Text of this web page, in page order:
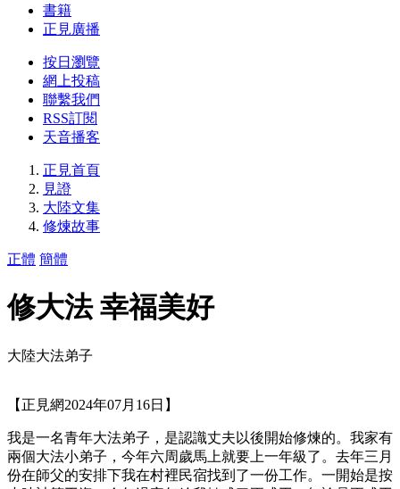
書籍
正見廣播
按日瀏覽
網上投稿
聯繫我們
RSS訂閱
天音播客
正見首頁
見證
大陸文集
修煉故事
正體 簡體
修大法 幸福美好
大陸大法弟子
【正見網2024年07月16日】
我是一名青年大法弟子，是認識丈夫以後開始修煉的。我家有
兩個大法小弟子，今年六周歲馬上就要上一年級了。去年三月
份在師父的安排下我在村裡民宿找到了一份工作。一開始是按